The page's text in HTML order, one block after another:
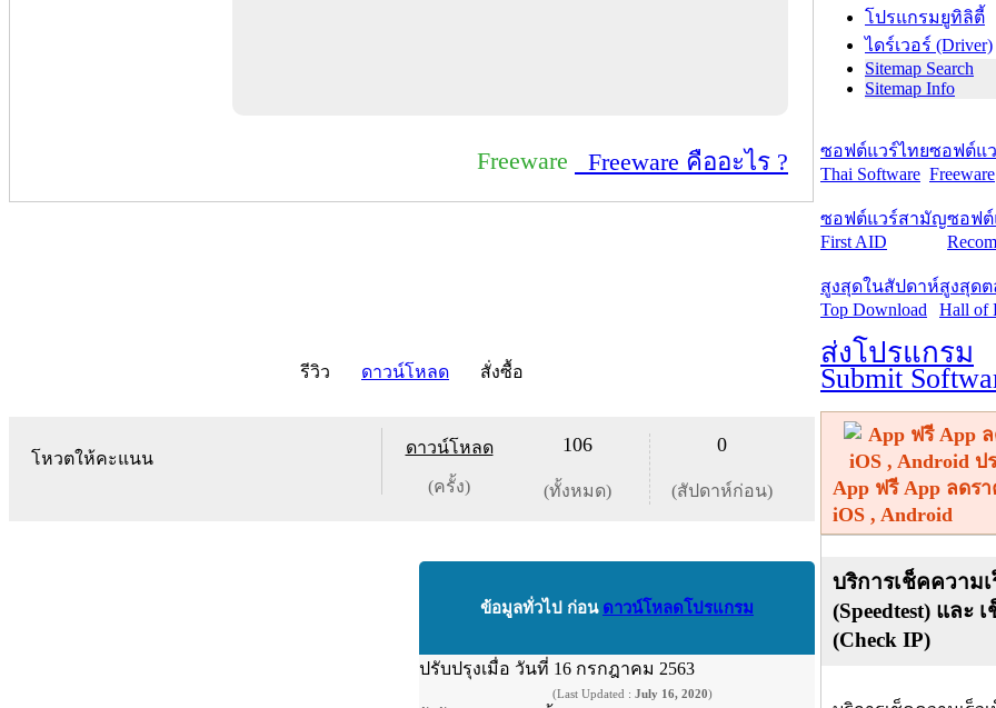
Freeware Freeware คืออะไร ?
รีวิว ดาวน์โหลด สั่งซื้อ
โหวตให้คะแนน
ดาวน์โหลด
(ครั้ง)
106
(ทั้งหมด)
0
(สัปดาห์ก่อน)
ข้อมูลทั่วไป ก่อน ดาวน์โหลดโปรแกรม
ปรับปรุงเมื่อ วันที่ 16 กรกฎาคม 2563
(Last Updated : July 16, 2020)
โปรแกรมยูทิลิตี้
ไดร์เวอร์ (Driver)
Sitemap Search
Sitemap Info
ซอฟต์แวร์ไทย
Thai Software
ซอฟต์แ
Freeware
ซอฟต์แวร์สามัญ
First AID
ซอฟต์
สูงสุดในสัปดาห์
Top Download
สูงสุด
Hall of
ส่งโปรแกรม
Submit
App ฟรี App ลดร
iOS , Android
บริการเช็คความเ
(Speedtest) และ
(Check IP)